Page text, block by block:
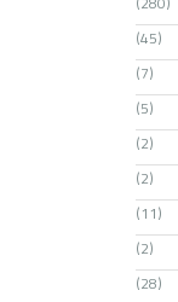
(45)
(7)
(5)
(2)
(2)
(11)
(2)
(28)